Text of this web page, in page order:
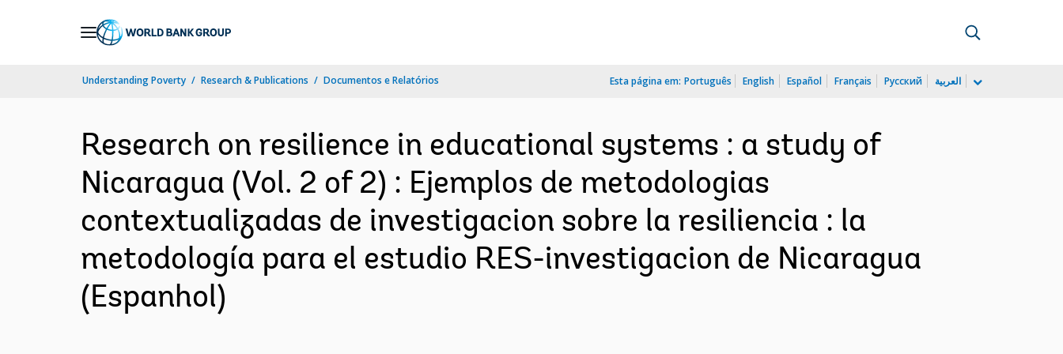
Understanding Poverty Research & Publications Documentos e Relatórios Esta página em: Português English Español Français Русский العربية
Research on resilience in educational systems : a study of
Nicaragua (Vol. 2 of 2) : Ejemplos de metodologias
contextualizadas de investigacion sobre la resiliencia : la
metodología para el estudio RES-investigacion de Nicaragua
(Espanhol)